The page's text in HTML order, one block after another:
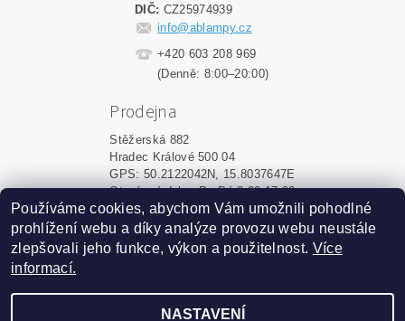
DIČ: CZ25974939
info@ablampy.cz
+420 603 208 969
(Denně: 8:00–20:00)
Prodejna
Stěžerská 882
Hradec Králové 500 04
GPS: 50.2122042N, 15.8037647E
Otevírací doba: Po-Pá 8:00-17:00
2026 © ablampy.cz, všechna práva vyhrazena Upravit nastavení cookies
Používáme cookies, abychom Vám umožnili pohodlné
prohlížení webu a díky analýze provozu webu neustále
zlepšovali jeho funkce, výkon a použitelnost. Více
informací.
NASTAVENÍ